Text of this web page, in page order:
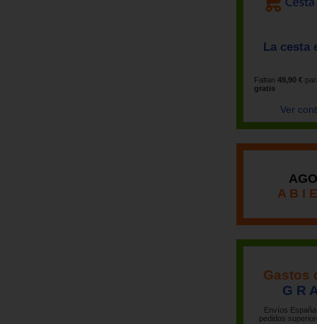
La cesta
Faltan 49,90 €
gratis
Ver
A B I
Gastos
G R
Envíos
pedidos